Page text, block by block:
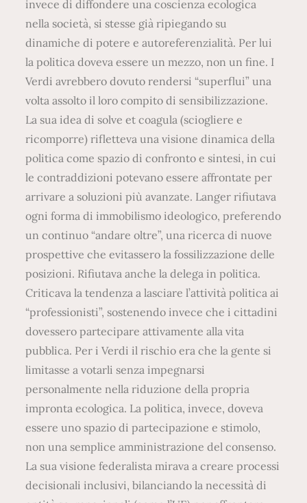
invece di diffondere una coscienza ecologica
nella società, si stesse già ripiegando su
dinamiche di potere e autoreferenzialità. Per lui
la politica doveva essere un mezzo, non un fine. I
Verdi avrebbero dovuto rendersi “superflui” una
volta assolto il loro compito di sensibilizzazione.
La sua idea di solve et coagula (sciogliere e
ricomporre) rifletteva una visione dinamica della
politica come spazio di confronto e sintesi, in cui
le contraddizioni potevano essere affrontate per
arrivare a soluzioni più avanzate. Langer rifiutava
ogni forma di immobilismo ideologico, preferendo
un continuo “andare oltre”, una ricerca di nuove
prospettive che evitassero la fossilizzazione delle
posizioni. Rifiutava anche la delega in politica.
Criticava la tendenza a lasciare l’attività politica ai
“professionisti”, sostenendo invece che i cittadini
dovessero partecipare attivamente alla vita
pubblica. Per i Verdi il rischio era che la gente si
limitasse a votarli senza impegnarsi
personalmente nella riduzione della propria
impronta ecologica. La politica, invece, doveva
essere uno spazio di partecipazione e stimolo,
non una semplice amministrazione del consenso.
La sua visione federalista mirava a creare processi
decisionali inclusivi, bilanciando la necessità di